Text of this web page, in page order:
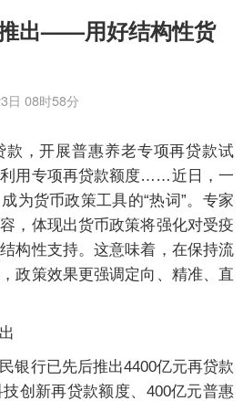
出——用好结构性货
日 08时58分
，开展普惠养老专项再贷款试
利用专项再贷款额度……近日，一
为货币政策工具的“热词”。专家
，体现出货币政策将强化对受疫
构性支持。这意味着，在保持流
政策效果更强调定向、精准、直
行已先后推出4400亿元再贷款
创新再贷款额度、400亿元普惠